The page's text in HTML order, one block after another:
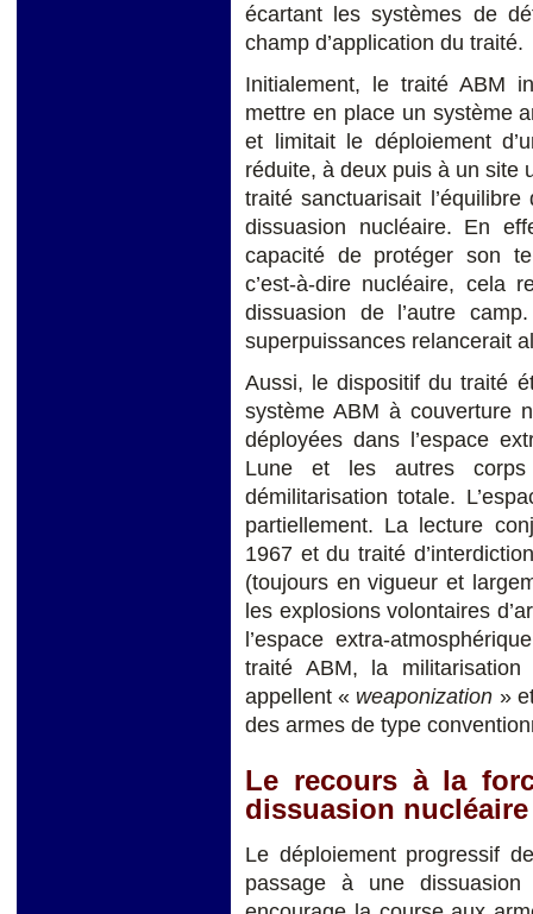
écartant les systèmes de
champ d’application du traité.
Initialement, le traité ABM
mettre en place un système
et limitait le déploiement
réduite, à deux puis à un site
traité sanctuarisait
dissuasion nucléaire. En
capacité de protéger son
c’est-à-dire nucléaire, cela
dissuasion de l’autre
superpuissances relancerait
Aussi, le dispositif du traité
système ABM à couverture
déployées dans l’espace
Lune et les autres corps
démilitarisation totale.
partiellement. La lecture
1967 et du traité
(toujours en vigueur et
les explosions volontaires
l’espace extra-
traité ABM, la
appellent « weaponization »
des armes de type
Le recours à la
dissuasion
Le déploiement progressif
passage à une